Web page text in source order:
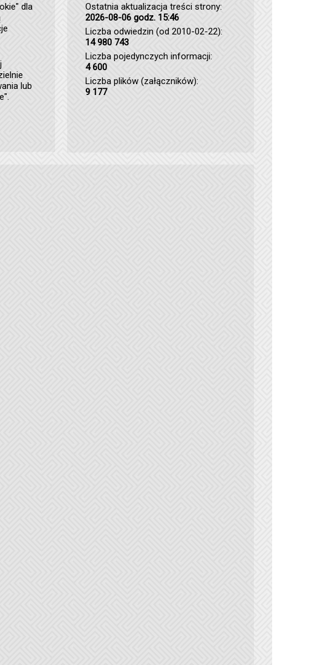
dla
lub
Ostatnia aktualizacja treści strony:
2026-08-06 godz. 15:46
Liczba odwiedzin (od 2010-02-22):
14 980 743
Liczba pojedynczych informacji:
4 600
Liczba plików (załączników):
9 177